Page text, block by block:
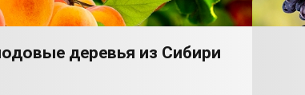
деревья из Сибири